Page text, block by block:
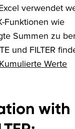
verwendet
Funktionen wie
Summen zu
und FILTER
Werte
with